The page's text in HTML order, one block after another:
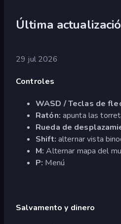
Última
29 jul 2026
Controles
WASD / Teclas de
Ratón: apunta las
Rueda de
Shift: alternar vista
M: Alternar mapa del
P: Menú
Salvamento y dinero